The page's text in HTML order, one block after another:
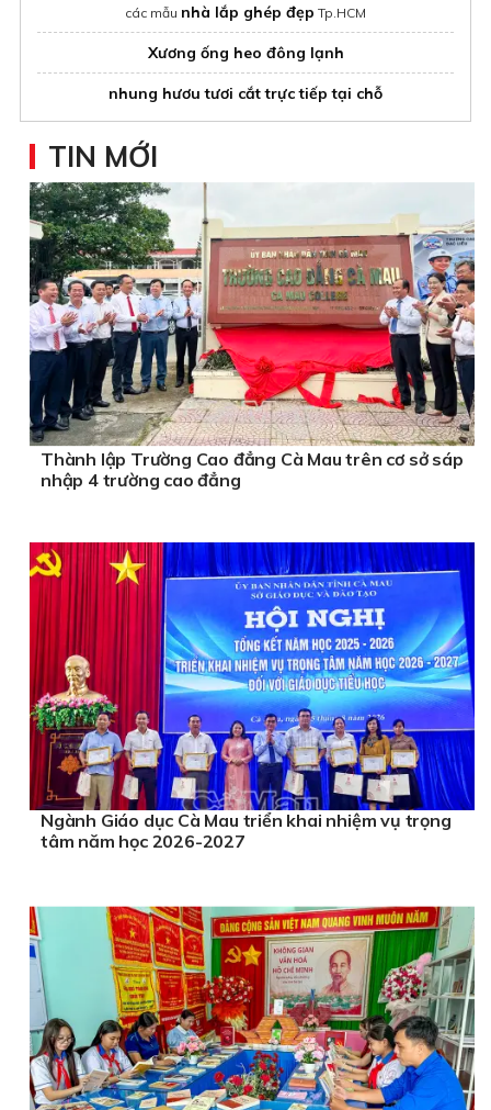
các mẫu nhà lắp ghép đẹp Tp.HCM
Xương ống heo đông lạnh
nhung hươu tươi cắt trực tiếp tại chỗ
TIN MỚI
Thành lập Trường Cao đẳng Cà Mau trên cơ sở sáp
nhập 4 trường cao đẳng
Ngành Giáo dục Cà Mau triển khai nhiệm vụ trọng
tâm năm học 2026-2027